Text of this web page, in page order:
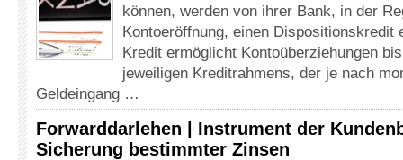
können, werden von ihrer Bank, in der
Kontoeröffnung, einen Dispositionskredit
Kredit ermöglicht Kontoüberziehungen
jeweiligen Kreditrahmens, der je nach
Geldeingang …
Forwarddarlehen | Instrument der
Sicherung bestimmter Zinsen